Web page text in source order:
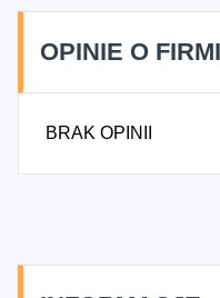
związane z nią
OPINIE O
BRAK OPINII